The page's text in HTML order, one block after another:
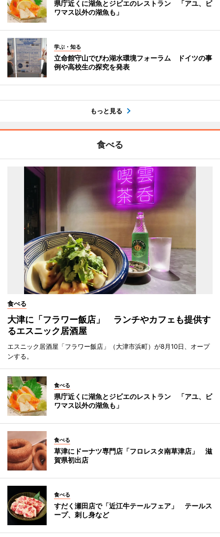
県庁近くに湖魚とジビエのレストラン 「アユ、ビ
ワマス以外の湖魚も」
学ぶ・知る
立命館守山でびわ湖水環境フォーラム ドイツの事
例や高校生の探究を発表
もっと見る
食べる
食べる
大津に「フラワー飯店」 ランチやカフェも提供す
るエスニック居酒屋
エスニック居酒屋「フラワー飯店」（大津市浜町）が8月10日、オープ
ンする。
食べる
県庁近くに湖魚とジビエのレストラン 「アユ、ビ
ワマス以外の湖魚も」
食べる
草津にドーナツ専門店「フロレスタ南草津店」 滋
賀県初出店
食べる
すだく瀬田店で「近江牛テールフェア」 テールス
ープ、刺し身など